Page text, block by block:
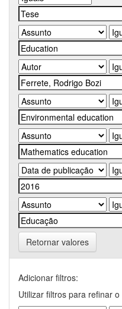
Retornar valores
Adicionar filtros:
Utilizar filtros para refinar